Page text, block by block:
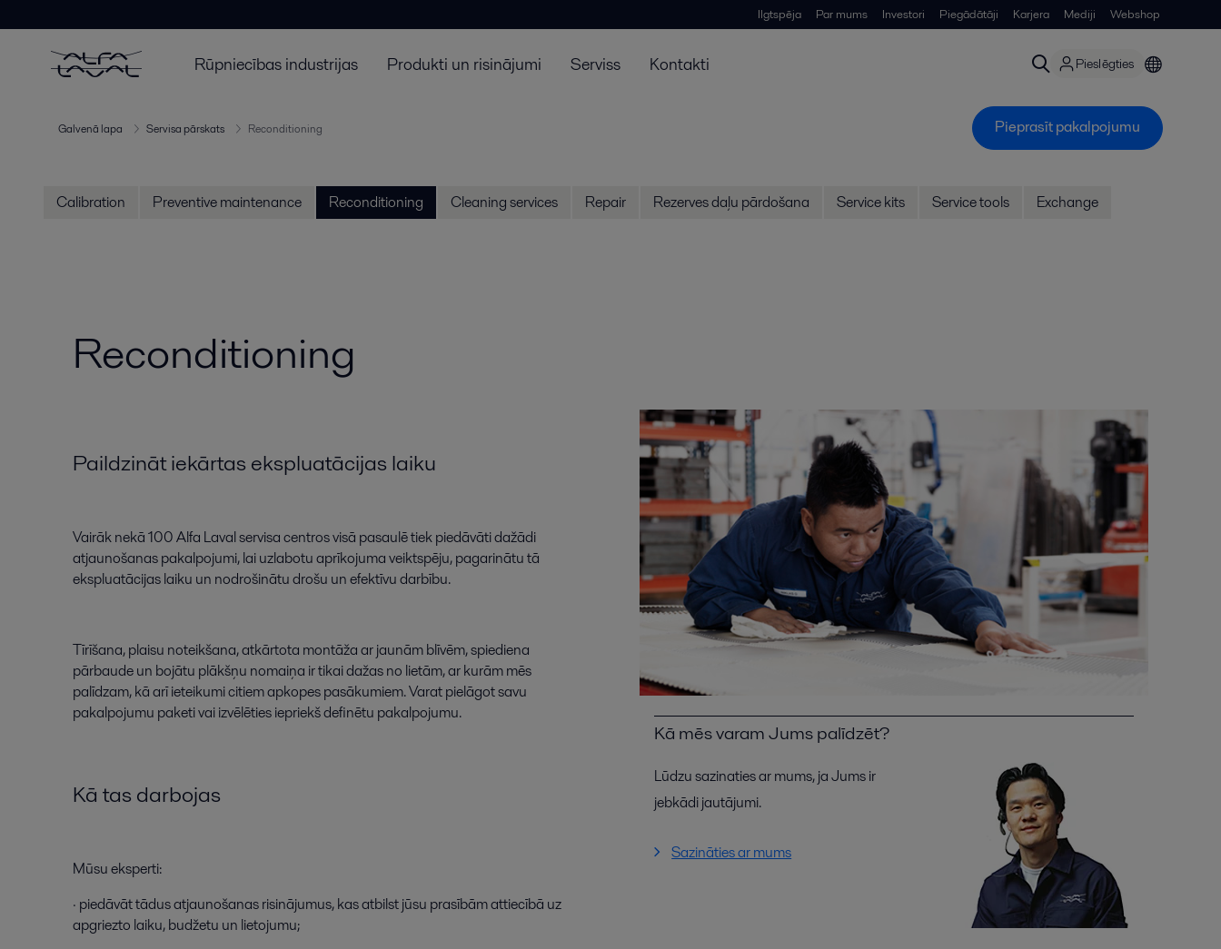
Ilgtspēja Par mums Investori Piegādātāji Karjera Mediji Webshop
Rūpniecības industrijas Produkti un risinājumi Serviss Kontakti Pieslēgties
Galvenā lapa Servisa pārskats Reconditioning Pieprasīt pakalpojumu
Calibration Preventive maintenance Reconditioning Cleaning services Repair Rezerves daļu pārdošana Service kits Service tools Exchange
Reconditioning
Paildzinātiekārtas ekspluatācijas laiku
Vairāknekā100Alfa Lavalservisacentrosvisā pasaulētiekpiedāvātidažādi
atjaunošanaspakalpojumi,laiuzlabotuaprīkojumaveiktspēju,pagarinātutā
ekspluatācijaslaiku un nodrošinātudrošu unefektīvudarbību.
Tīrīšana,plaisu noteikšana,atkārtota montāžaarjaunāmblīvēm,spiediena
pārbaudeun bojātu plākšņu nomaiņa irtikaidažasno lietām,arkurāmmēs
palīdzam,kāarīieteikumicitiemapkopespasākumiem.Varatpielāgotsavu
pakalpojumu paketivaiizvēlētiesiepriekšdefinētu pakalpojumu.
Kā tas darbojas
Mūsueksperti:
· piedāvāttādusatjaunošanasrisinājumus,kasatbilstjūsu prasībāmattiecībā uz
apgriezto laiku,budžetu un lietojumu;
Kā mēs varam Jums palīdzēt?
Lūdzu sazinaties ar mums, ja Jums ir
jebkādi jautājumi.
Sazināties ar mums